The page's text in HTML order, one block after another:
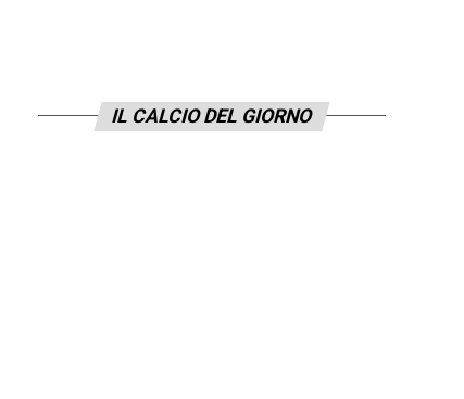
IL CALCIO DEL GIORNO